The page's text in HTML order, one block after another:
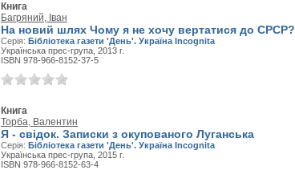
Книга
Багряний, Іван
На новий шлях Чому я не хочу вертатися до СРСР?
Серія: Бібліотека газети 'День'. Україна Incognita
Українська прес-група, 2013 г.
ISBN 978-966-8152-37-5
Книга
Торба, Валентин
Я - свідок. Записки з окупованого Луганська
Серія: Бібліотека газети 'День'. Україна Incognita
Українська прес-група, 2015 г.
ISBN 978-966-8152-63-4